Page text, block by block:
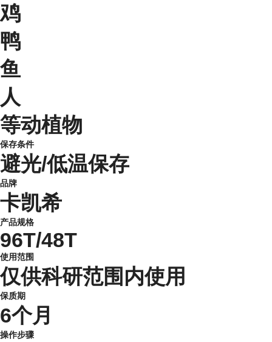
鸡
鸭
鱼
人
等动植物
保存条件
避光/低温保存
品牌
卡凯希
产品规格
96T/48T
使用范围
仅供科研范围内使用
保质期
6个月
操作步骤